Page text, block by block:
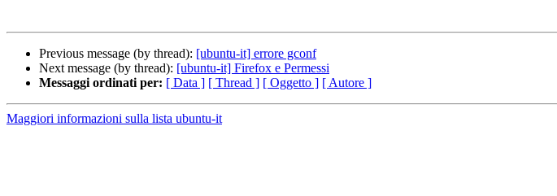
Previous message (by thread): [ubuntu-it] errore gconf
Next message (by thread): [ubuntu-it] Firefox e Permessi
Messaggi ordinati per: [ Data ] [ Thread ] [ Oggetto ] [ Autore ]
Maggiori informazioni sulla lista ubuntu-it